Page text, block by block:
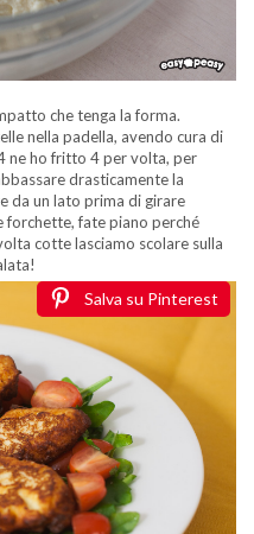
che tenga la forma.
nella padella, avendo cura di
ne ho fritto 4 per volta, per
drasticamente la
da un lato prima di girare
forchette, fate piano perché
cotte lasciamo scolare sulla
Salva su Pinterest